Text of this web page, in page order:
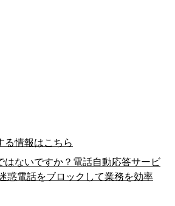
る情報はこちら
はないですか？電話自動応答サービ
惑電話をブロックして業務を効率